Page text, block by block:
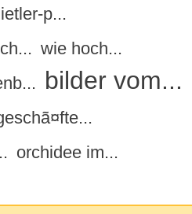
p...
wie hoch...
bilder vom...
orchidee im...